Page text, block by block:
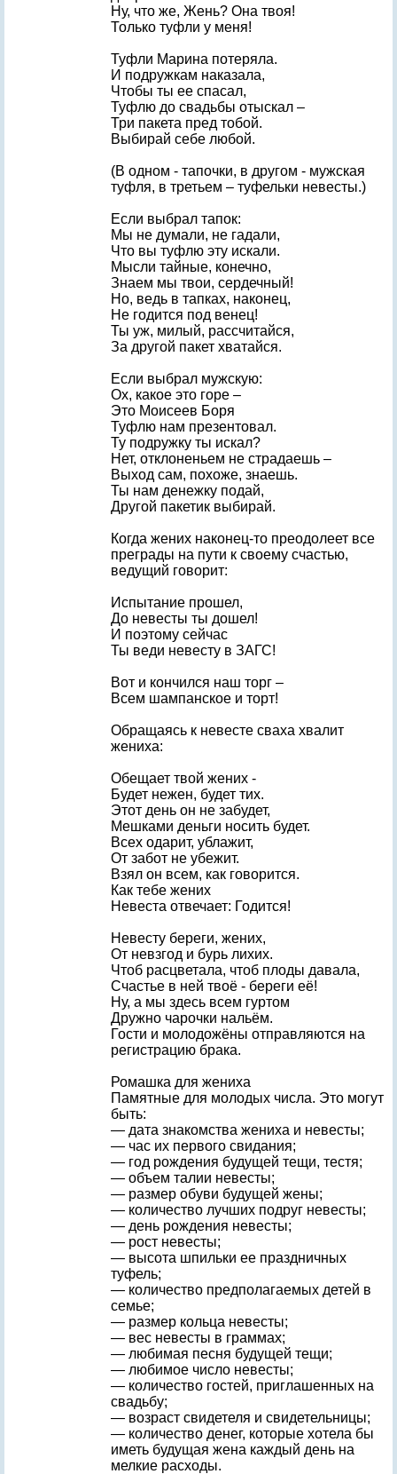
Ну, что же, Жень? Она твоя!
Только туфли у меня!
Туфли Марина потеряла.
И подружкам наказала,
Чтобы ты ее спасал,
Туфлю до свадьбы отыскал –
Три пакета пред тобой.
Выбирай себе любой.
(В одном - тапочки, в другом - мужская
туфля, в третьем – туфельки невесты.)
Если выбрал тапок:
Мы не думали, не гадали,
Что вы туфлю эту искали.
Мысли тайные, конечно,
Знаем мы твои, сердечный!
Но, ведь в тапках, наконец,
Не годится под венец!
Ты уж, милый, рассчитайся,
За другой пакет хватайся.
Если выбрал мужскую:
Ох, какое это горе –
Это Моисеев Боря
Туфлю нам презентовал.
Ту подружку ты искал?
Нет, отклоненьем не страдаешь –
Выход сам, похоже, знаешь.
Ты нам денежку подай,
Другой пакетик выбирай.
Когда жених наконец-то преодолеет все
преграды на пути к своему счастью,
ведущий говорит:
Испытание прошел,
До невесты ты дошел!
И поэтому сейчас
Ты веди невесту в ЗАГС!
Вот и кончился наш торг –
Всем шампанское и торт!
Обращаясь к невесте сваха хвалит
жениха:
Обещает твой жених -
Будет нежен, будет тих.
Этот день он не забудет,
Мешками деньги носить будет.
Всех одарит, ублажит,
От забот не убежит.
Взял он всем, как говорится.
Как тебе жених
Невеста отвечает: Годится!
Невесту береги, жених,
От невзгод и бурь лихих.
Чтоб расцветала, чтоб плоды давала,
Счастье в ней твоё - береги её!
Ну, а мы здесь всем гуртом
Дружно чарочки нальём.
Гости и молодожёны отправляются на
регистрацию брака.
Ромашка для жениха
Памятные для молодых числа. Это могут
быть:
— дата знакомства жениха и невесты;
— час их первого свидания;
— год рождения будущей тещи, тестя;
— объем талии невесты;
— размер обуви будущей жены;
— количество лучших подруг невесты;
— день рождения невесты;
— рост невесты;
— высота шпильки ее праздничных
туфель;
— количество предполагаемых детей в
семье;
— размер кольца невесты;
— вес невесты в граммах;
— любимая песня будущей тещи;
— любимое число невесты;
— количество гостей, приглашенных на
свадьбу;
— возраст свидетеля и свидетельницы;
— количество денег, которые хотела бы
иметь будущая жена каждый день на
мелкие расходы.